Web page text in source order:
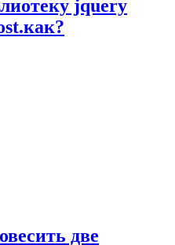
jquery
две